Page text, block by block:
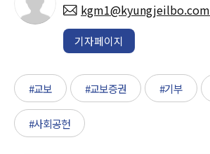
kgm1@kyungjeilbo.com
기자페이지
#교보 #교보증권 #기부
#사회공헌